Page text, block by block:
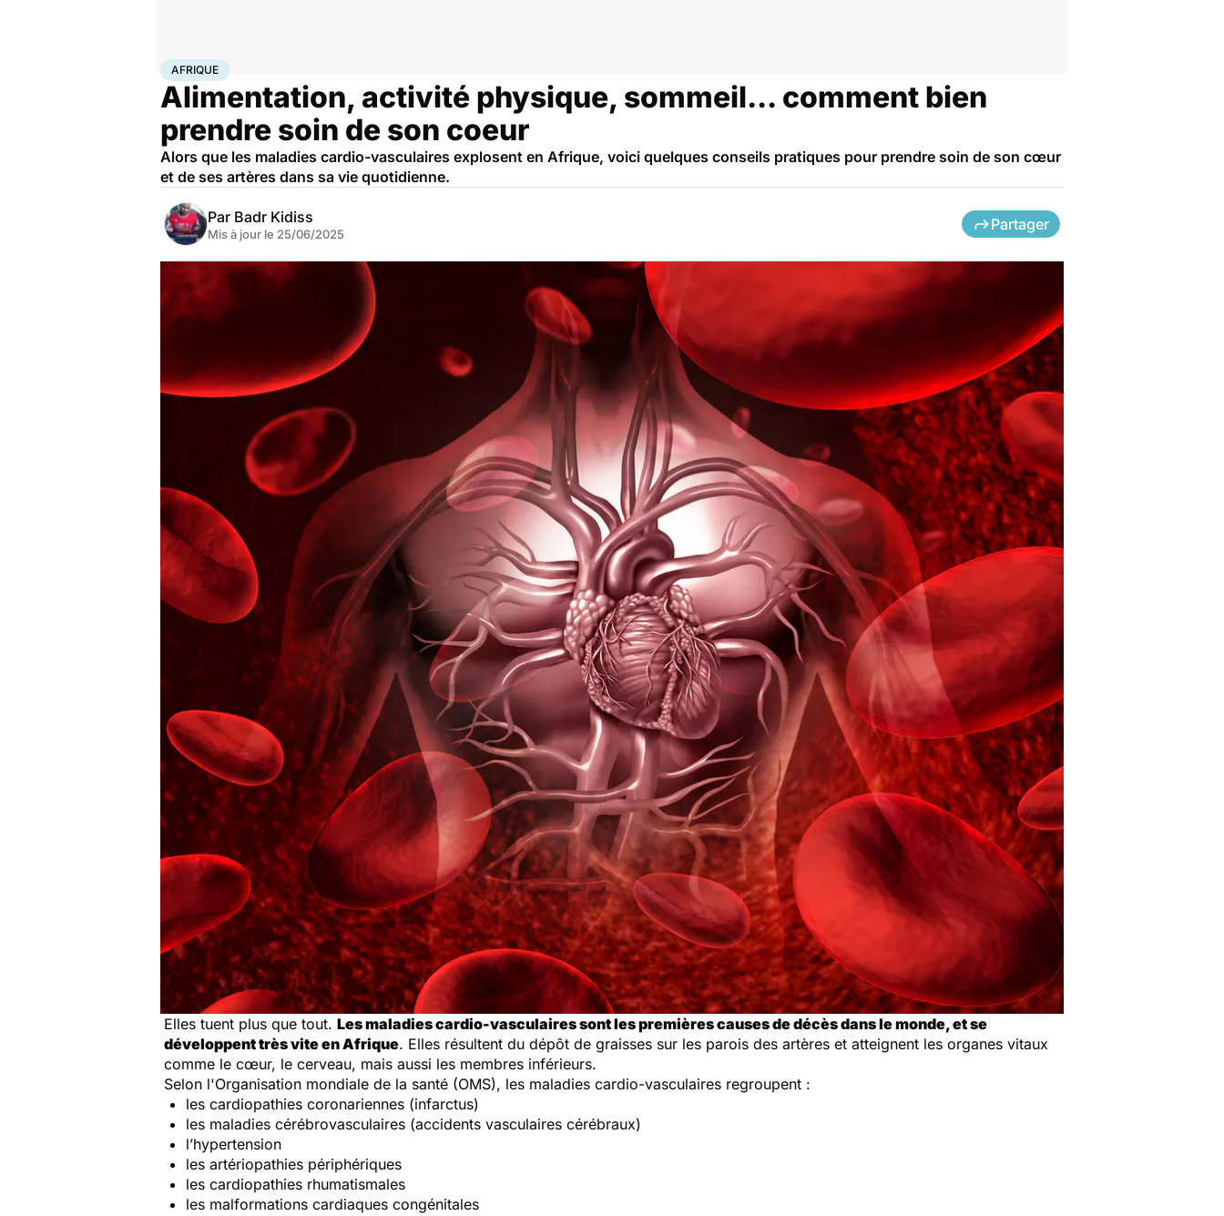
AccueilSantéMaladies
AFRIQUE
Alimentation, activité physique, sommeil... comment bien
prendre soin de son coeur
Alors que les maladies cardio-vasculaires explosent en Afrique, voici quelques conseils pratiques pour prendre soin de son cœur
et de ses artères dans sa vie quotidienne.
Par Badr Kidiss
Mis à jour le 25/06/2025
Partager
Elles tuent plus que tout. Les maladies cardio-vasculaires sont les premières causes de décès dans le monde, et se
développent très vite en Afrique. Elles résultent du dépôt de graisses sur les parois des artères et atteignent les organes vitaux
comme le cœur, le cerveau, mais aussi les membres inférieurs.
Selon l'Organisation mondiale de la santé (OMS), les maladies cardio-vasculaires regroupent :
les cardiopathies coronariennes (infarctus)
les maladies cérébrovasculaires (accidents vasculaires cérébraux)
l’hypertension
les artériopathies périphériques
les cardiopathies rhumatismales
les malformations cardiaques congénitales